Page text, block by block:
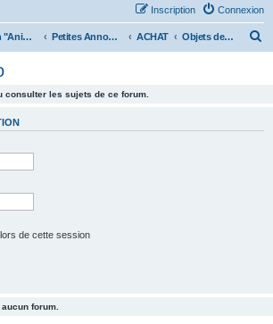
Connexion
Inscription
Mission "Animation" Petites Annonces ACHAT Objets de l'Euro
consulter les sujets de ce forum.
de cette session
forum.